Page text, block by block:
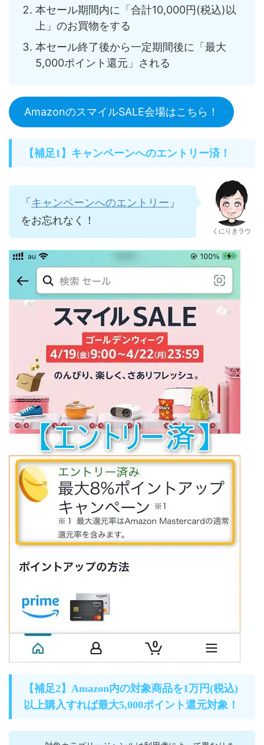
本セール期間内に「合計10,000円(税込)以
上」のお買物をする
本セール終了後から一定期間後に「最大
5,000ポイント還元」される
AmazonのスマイルSALE会場はこちら！
【補足1】キャンペーンへのエントリー済！
「 キャンペーンへのエントリー 」
をお忘れなく！
くにりきラウ
【補足2】Amazon内の対象商品を1万円(税込)
以上購入すれば最大5,000ポイント還元対象！